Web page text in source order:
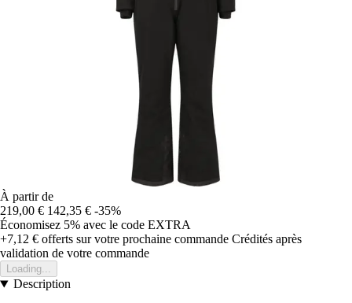
À partir de
219,00 € 142,35 € -35%
Économisez 5% avec le code EXTRA
+7,12 € offerts sur votre prochaine commande Crédités après
validation de votre commande
Loading...
Description